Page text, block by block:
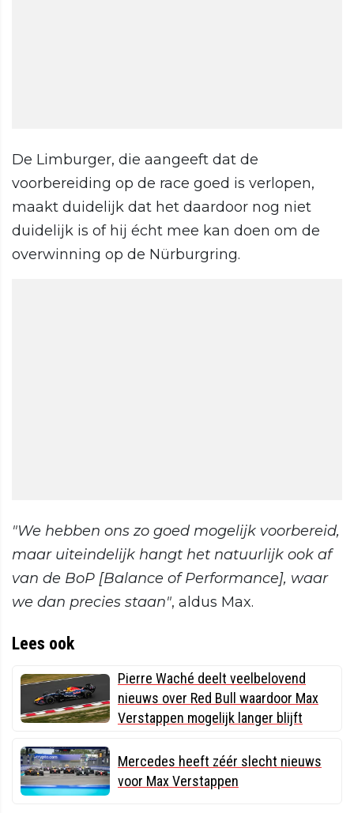
De Limburger, die aangeeft dat de
voorbereiding op de race goed is verlopen,
maakt duidelijk dat het daardoor nog niet
duidelijk is of hij écht mee kan doen om de
overwinning op de Nürburgring.
"We hebben ons zo goed mogelijk voorbereid,
maar uiteindelijk hangt het natuurlijk ook af
van de BoP [Balance of Performance], waar
we dan precies staan", aldus Max.
Lees ook
Pierre Waché deelt veelbelovend
nieuws over Red Bull waardoor Max
Verstappen mogelijk langer blijft
Mercedes heeft zéér slecht nieuws
voor Max Verstappen